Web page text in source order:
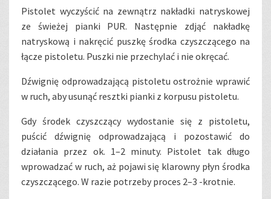
Pistolet wyczyścić na zewnątrz nakładki natryskowej
ze świeżej pianki PUR. Następnie zdjąć nakładkę
natryskową i nakręcić puszkę środka czyszczącego na
łącze pistoletu. Puszki nie przechylać i nie okręcać.
Dźwignię odprowadzającą pistoletu ostrożnie wprawić
w ruch, aby usunąć resztki pianki z korpusu pistoletu.
Gdy środek czyszczący wydostanie się z pistoletu,
puścić dźwignię odprowadzającą i pozostawić do
działania przez ok. 1–2 minuty. Pistolet tak długo
wprowadzać w ruch, aż pojawi się klarowny płyn środka
czyszczącego. W razie potrzeby proces 2–3 -krotnie.